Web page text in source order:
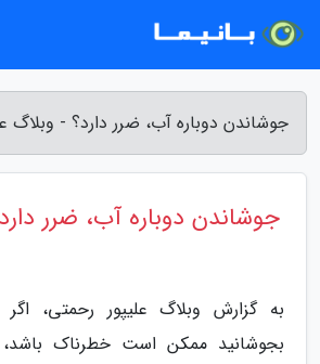
جوشاندن دوباره آب، ضرر دارد؟ - وبلاگ
جوشاندن دوباره آب، ضرر
به گزارش وبلاگ علیپور رحمتی،
بجوشانید ممکن است خطرناک